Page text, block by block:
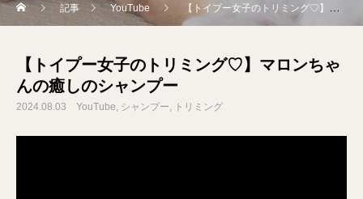
記事 YouTube 【トイプー女子のトリミング♡】マロンちゃんの癒しのシャンプー
【トイプー女子のトリミング♡】マロンちゃ
んの癒しのシャンプー
2024.08.03 YouTube シャンプー トリミング